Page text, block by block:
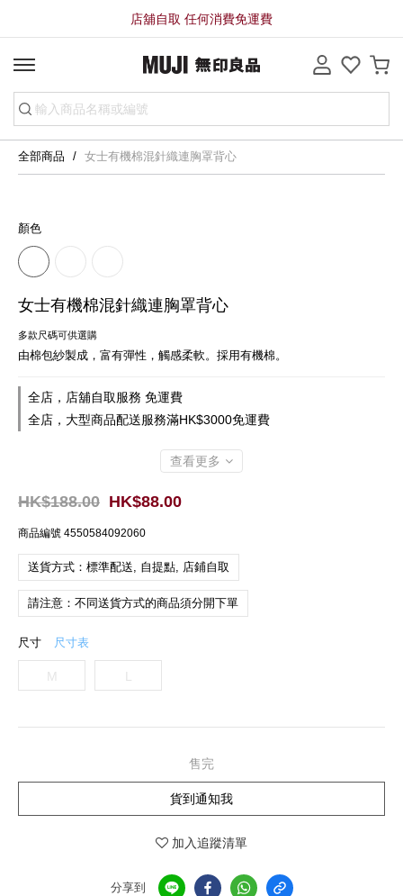
店舖自取 任何消費免運費
全部商品 女士有機棉混針織連胸罩背心
顏色
女士有機棉混針織連胸罩背心
多款尺碼可供選購
由棉包紗製成，富有彈性，觸感柔軟。採用有機棉。
全店，店舖自取服務 免運費
全店，大型商品配送服務滿HK$3000免運費
查看更多
HK$88.00
HK$188.00
商品編號 4550584092060
送貨方式：標準配送, 自提點, 店鋪自取
請注意：不同送貨方式的商品須分開下單
尺寸 尺寸表
M
售完
貨到通知我
加入追蹤清單
分享到